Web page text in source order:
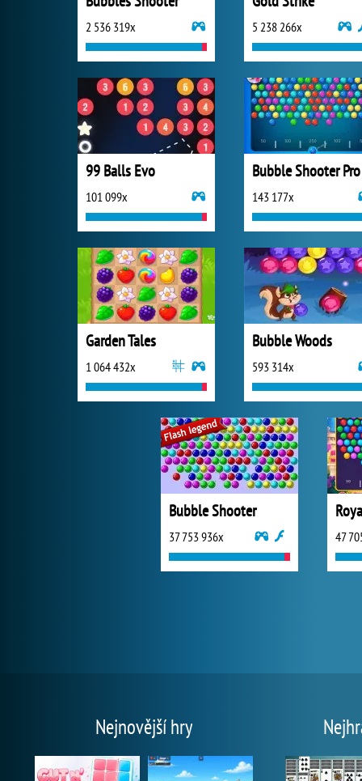
2 536 319x 5 238 266x
99 Balls Evo
101 099x
Bubble Shooter Pro
143 177x
Garden Tales
1 064 432x
Bubble Woods
593 314x
Bubble Shooter
37 753 936x 47
Nejnovější hry